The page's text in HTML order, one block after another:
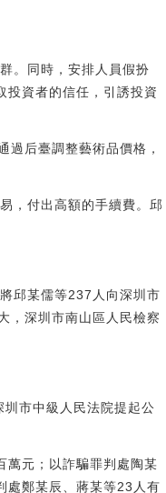
。同時，安排人員假扮
投資者的信任，引誘投資
過后臺調整藝術品價格，
，付出高額的手續費。邱
邱某儒等237人向深圳市
，深圳市南山區人民檢察
市中級人民法院提起公
萬元；以詐騙罪判處陶某
處鄭某辰、蔣某等23人有